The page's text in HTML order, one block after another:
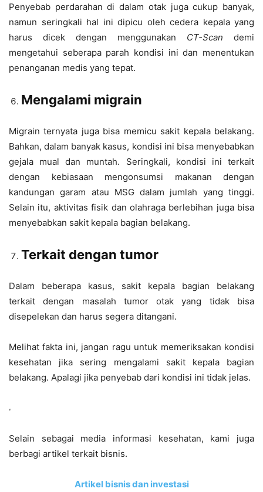
Penyebab perdarahan di dalam otak juga cukup banyak,
namun seringkali hal ini dipicu oleh cedera kepala yang
harus dicek dengan menggunakan CT-Scan demi
mengetahui seberapa parah kondisi ini dan menentukan
penanganan medis yang tepat.
Mengalami migrain
Migrain ternyata juga bisa memicu sakit kepala belakang.
Bahkan, dalam banyak kasus, kondisi ini bisa menyebabkan
gejala mual dan muntah. Seringkali, kondisi ini terkait
dengan kebiasaan mengonsumsi makanan dengan
kandungan garam atau MSG dalam jumlah yang tinggi.
Selain itu, aktivitas fisik dan olahraga berlebihan juga bisa
menyebabkan sakit kepala bagian belakang.
Terkait dengan tumor
Dalam beberapa kasus, sakit kepala bagian belakang
terkait dengan masalah tumor otak yang tidak bisa
disepelekan dan harus segera ditangani.
Melihat fakta ini, jangan ragu untuk memeriksakan kondisi
kesehatan jika sering mengalami sakit kepala bagian
belakang. Apalagi jika penyebab dari kondisi ini tidak jelas.
Selain sebagai media informasi kesehatan, kami juga
berbagi artikel terkait bisnis.
Artikel bisnis dan investasi